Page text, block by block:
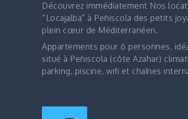
Découvrez immédiatement Nos
“Locajalba” à Peñiscola des petits
plein cœur de Méditerranéen.
Appartements pour 6 personnes,
situé à Peñiscola (côte Azahar)
parking, piscine, wifi et chaînes